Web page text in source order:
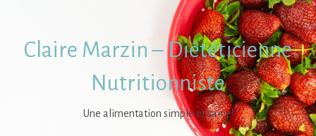
contentClaire Marzin – Diététicienne
Nutritionniste
Une alimentation simple et saine!